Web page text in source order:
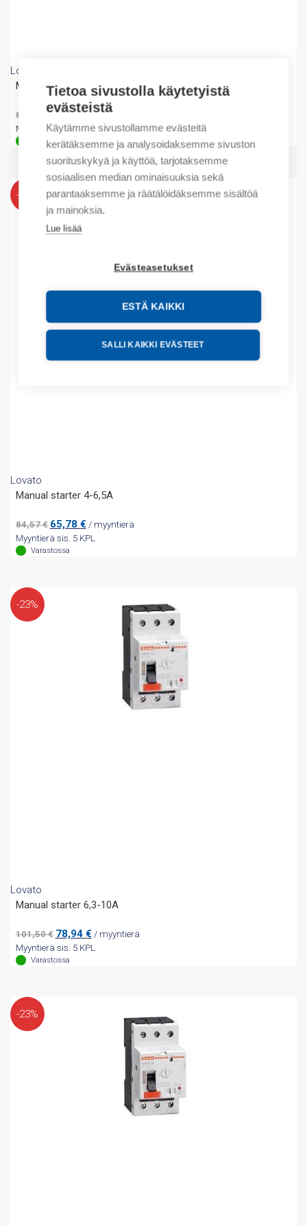
Tietoa sivustolla käytetyistä
evästeistä
Käytämme sivustollamme evästeitä
kerätäksemme ja analysoidaksemme sivuston
suorituskykyä ja käyttöä, tarjotaksemme
sosiaalisen median ominaisuuksia sekä
parantaaksemme ja räätälöidäksemme sisältöä
ja mainoksia.
Lue lisää
Evästeasetukset
ESTÄ KAIKKI
SALLI KAIKKI EVÄSTEET
Lovato
Manual starter 2,5-4A
84,57 €Alkuperäinen
hinta
84,57 €.
65,78€Nykyinen
hinta
65,78 €.
/ myyntierä
Myyntierä sis. 5 KPL
Varastossa
-23%
Lovato
Manual starter 4-6,5A
84,57€ Alkuperäinen
hinta
oli:
65,78 €Nykyinen
hinta
/ myyntierä
Myyntierä sis. 5 KPL
Varastossa
-23%
Lovato
Manual starter 6,3-10A
101,50€ Alkuperäinen
hinta
oli:
78,94 €Nykyinen
hinta
/ myyntierä
Myyntierä sis. 5 KPL
Varastossa
-23%